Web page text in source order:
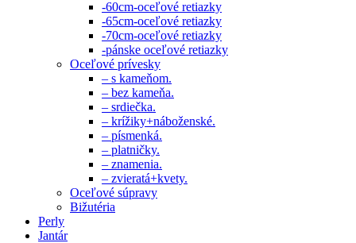
-60cm-oceľové retiazky
-65cm-oceľové retiazky
-70cm-oceľové retiazky
-pánske oceľové retiazky
Oceľové prívesky
– s kameňom.
– bez kameňa.
– srdiečka.
– krížiky+náboženské.
– písmenká.
– platničky.
– znamenia.
– zvieratá+kvety.
Oceľové súpravy
Bižutéria
Perly
Jantár